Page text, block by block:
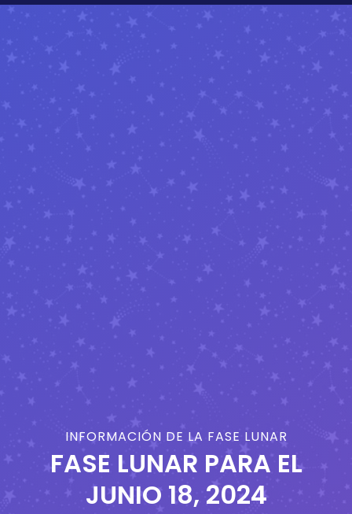
INFORMACIÓN DE LA FASE LUNAR
FASE LUNAR PARA EL
JUNIO 18, 2024